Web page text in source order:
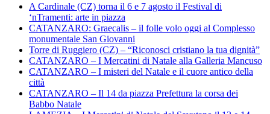
A Cardinale (CZ) torna il 6 e 7 agosto il Festival di
‘nTramenti: arte in piazza
CATANZARO: Graecalis – il folle volo oggi al Complesso
monumentale San Giovanni
Torre di Ruggiero (CZ) – “Riconosci cristiano la tua dignità”
CATANZARO – I Mercatini di Natale alla Galleria Mancuso
CATANZARO – I misteri del Natale e il cuore antico della
città
CATANZARO – Il 14 da piazza Prefettura la corsa dei
Babbo Natale